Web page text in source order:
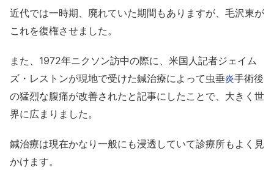
近代では一時期、廃れていた期間もありますが、毛沢東が
これを復権させました。
また、1972年ニクソン訪中の際に、米国人記者ジェイム
ズ・レストンが現地で受けた鍼治療によって虫垂炎手術後
の猛烈な腹痛が改善されたと記事にしたことで、大きく世
界に広まりました。
鍼治療は現在かなり一般にも浸透していて診療所もよく見
かけます。